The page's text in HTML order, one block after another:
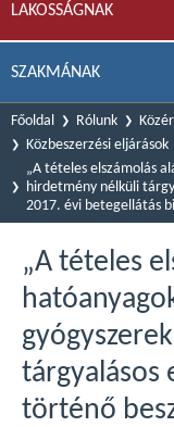
LAKOSSÁGNAK
SZAKMÁNAK
Főoldal Rólunk
Közbeszerzési eljárások
„A tételes elszámolás
hirdetmény nélküli
2017. évi betegellátás
„A tételes
tárgyalásos
történő